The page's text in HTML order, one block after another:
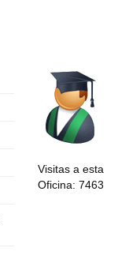
Visitas a esta
Oficina: 7463